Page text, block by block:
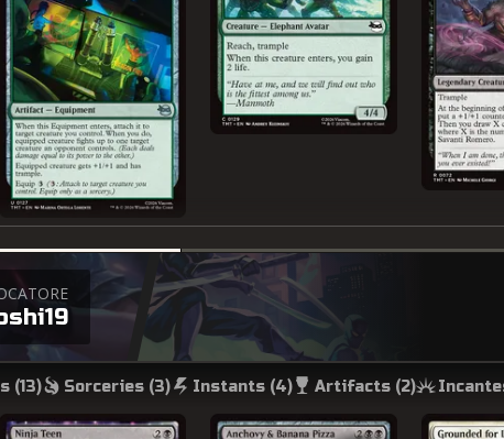
(13) Sorceries (3) Instants (4) Artifacts (2)